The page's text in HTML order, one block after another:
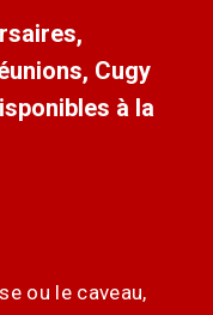
Cugy
à la
ou le caveau,